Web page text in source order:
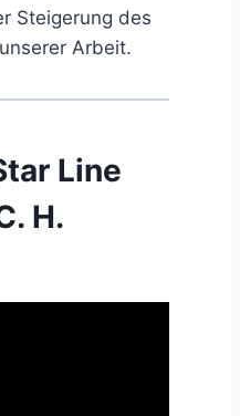
Steigerung des
Arbeit.
Line
H.